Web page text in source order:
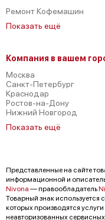
Ремонт Кофемашин
Показать ещё
Компания в вашем
Москва
Санкт-Петербург
Краснодар
Ростов-на-Дону
Нижний Новгород
Показать ещё
Представленные на сайте
информационной и
Nivona — правообладатель
Товарный знак используется
которых производятся
неавторизованных